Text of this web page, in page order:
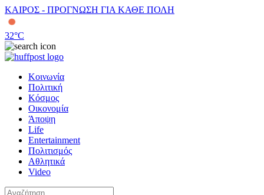
ΚΑΙΡΟΣ - ΠΡΟΓΝΩΣΗ ΓΙΑ ΚΑΘΕ ΠΟΛΗ
32°C
Κοινωνία
Πολιτική
Κόσμος
Οικονομία
Άποψη
Life
Entertainment
Πολιτισμός
Αθλητικά
Video